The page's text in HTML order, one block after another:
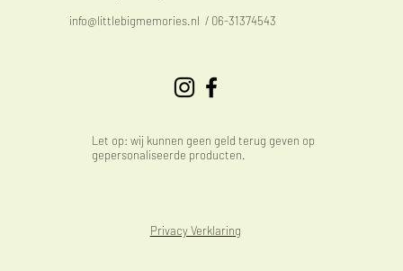
info@littlebigmemories.nl / 06-31374543
Let op: wij kunnen geen geld terug geven op
gepersonaliseerde producten.
Privacy Verklaring